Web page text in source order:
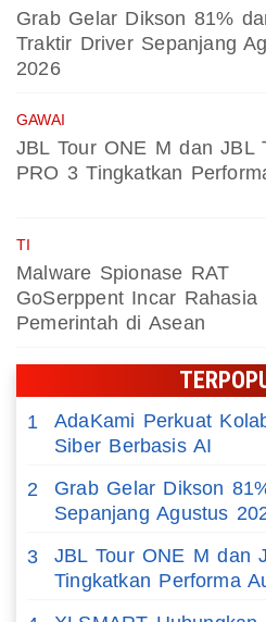
Grab Gelar Dikson 81%
Traktir Driver Sepanjang
2026
GAWAI
JBL Tour ONE M dan JBL
PRO 3 Tingkatkan
TI
Malware Spionase RAT
GoSerppent Incar Rahasia
Pemerintah di Asean
1
AdaKami Perkuat
Siber Berbasis AI
2
Grab Gelar Dikson
Sepanjang Agustus
3
JBL Tour ONE M dan
Tingkatkan Performa